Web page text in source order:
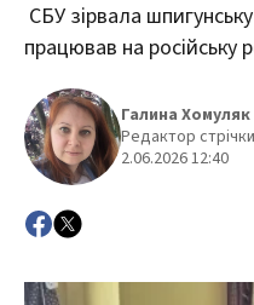
СБУ зірвала
працював на російську
Галина Хомуляк
Редактор
2.06.2026 12:40